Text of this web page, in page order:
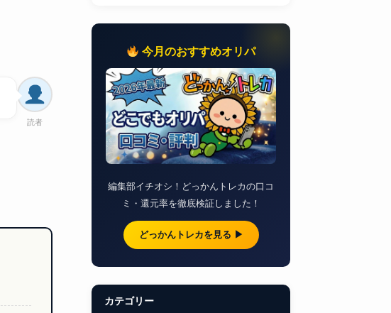
読者
今月のおすすめオリパ
編集部イチオシ！どっかんトレカの口コ
ミ・還元率を徹底検証しました！
どっかんトレカを見る ▶
カテゴリー